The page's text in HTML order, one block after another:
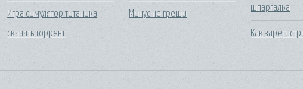
Игра симулятор титаника
скачать торрент
Минус не греши
шпаргалка
Как